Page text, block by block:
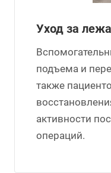
Уход за
подъема и
также
активности
операций.